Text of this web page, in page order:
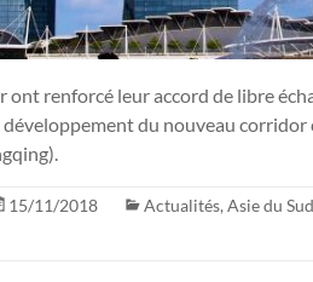
ont renforcé leur accord de libre
développement du nouveau
15/11/2018 Actualités, Asie du